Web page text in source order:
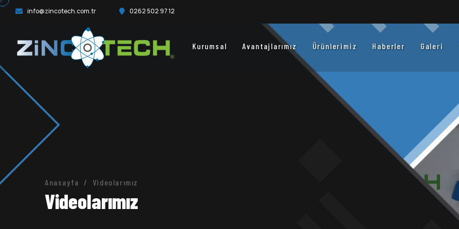
info@zincotech.com.tr 0262 502 97 12
Kurumsal Avantajlarımız Ürünlerimiz Haberler Galeri
Anasayfa Videolarımız
Videolarımız